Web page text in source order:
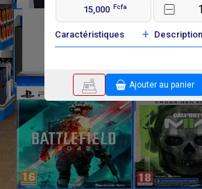
15,000 Fcfa
Caractéristiques +
Ajouter au panier
636 000